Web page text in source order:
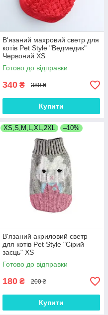
В'язаний махровий светр для
котів Pet Style "Ведмедик"
Червоний XS
Готово до відправки
340 ₴ 380 ₴
Купити
XS,S,M,L,XL,2XL –10%
В'язаний акриловий светр
для котів Pet Style "Сірий
заєць" XS
Готово до відправки
180 ₴ 200 ₴
Купити